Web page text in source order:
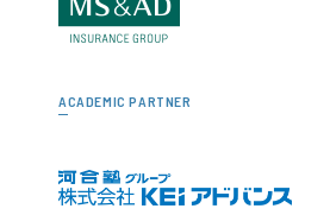
ACADEMIC PARTNER